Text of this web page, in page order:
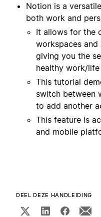
Notion is a
both work and
It allows for the
workspaces
giving you the
healthy work/life
This tutorial
switch between
to add another
This feature is
and mobile
DEEL DEZE HANDLEIDING